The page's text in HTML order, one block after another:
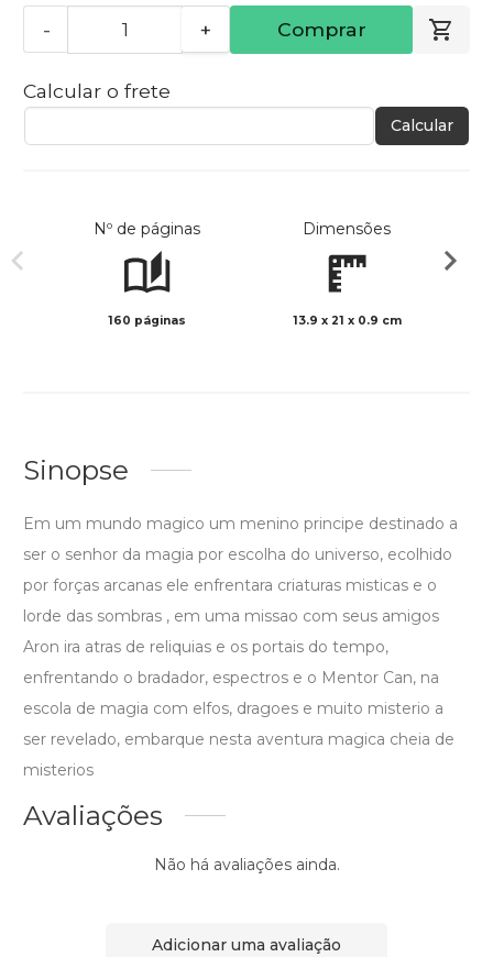
- + Comprar
Calcular o frete
Calcular
Nº de páginas
160 páginas
Dimensões
13.9 x 21 x 0.9 cm
Sinopse
Em um mundo magico um menino principe destinado a
ser o senhor da magia por escolha do universo, ecolhido
por forças arcanas ele enfrentara criaturas misticas e o
lorde das sombras , em uma missao com seus amigos
Aron ira atras de reliquias e os portais do tempo,
enfrentando o bradador, espectros e o Mentor Can, na
escola de magia com elfos, dragoes e muito misterio a
ser revelado, embarque nesta aventura magica cheia de
misterios
Avaliações
Não há avaliações ainda.
Adicionar uma avaliação